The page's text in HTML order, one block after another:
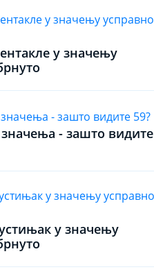
у значењу
значења - зашто видите
у значењу